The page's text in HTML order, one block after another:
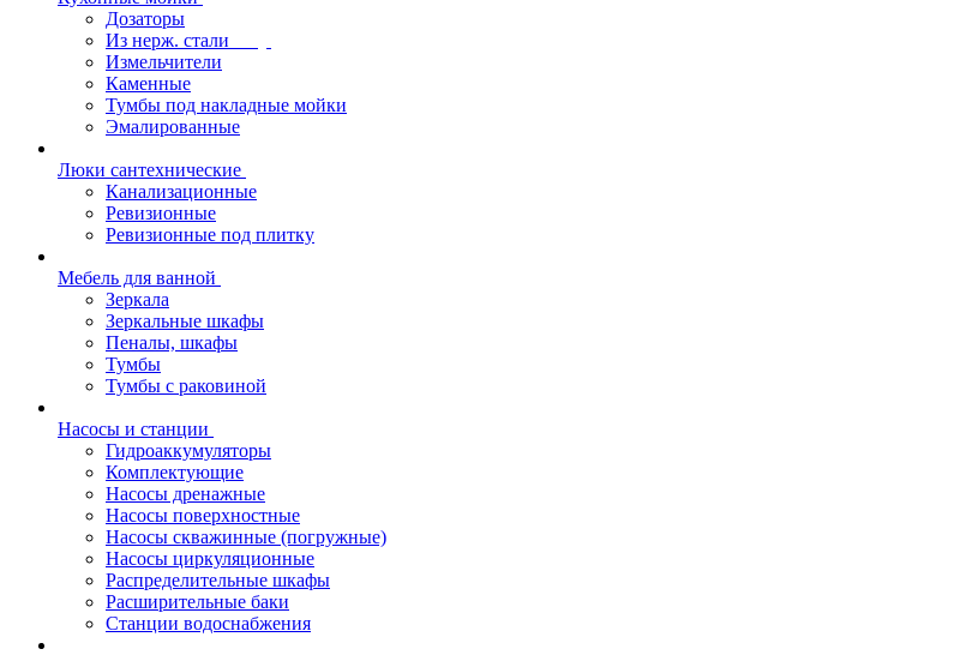
Дозаторы
Из нерж. стали
Измельчители
Каменные
Тумбы под накладные мойки
Эмалированные
Люки сантехнические
Канализационные
Ревизионные
Ревизионные под плитку
Мебель для ванной
Зеркала
Зеркальные шкафы
Пеналы, шкафы
Тумбы
Тумбы с раковиной
Насосы и станции
Гидроаккумуляторы
Комплектующие
Насосы дренажные
Насосы поверхностные
Насосы скважинные (погружные)
Насосы циркуляционные
Распределительные шкафы
Расширительные баки
Станции водоснабжения